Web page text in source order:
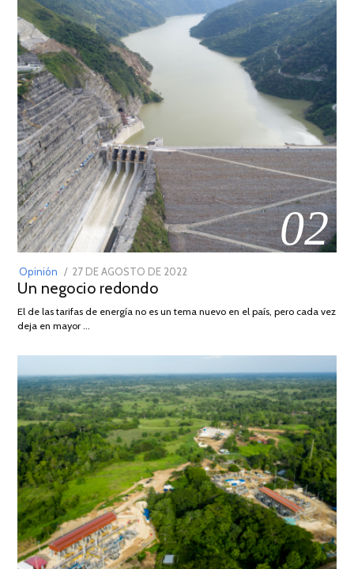
02
Opinión
POSTED
ON
27 DE AGOSTO DE 2022
DE
Un negocio redondo
El de las tarifas de energía no es un tema nuevo en el país, pero cada vez
deja en mayor …